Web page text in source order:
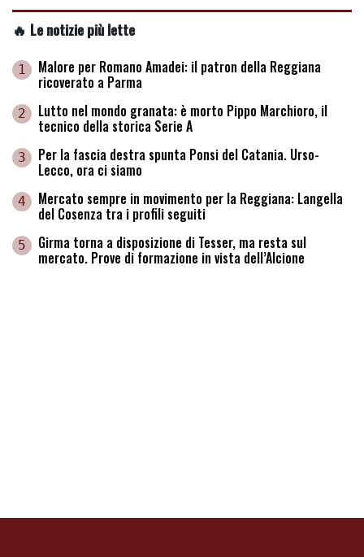
🔥 Le notizie più lette
1 Malore per Romano Amadei: il patron della Reggiana
ricoverato a Parma
2 Lutto nel mondo granata: è morto Pippo Marchioro, il
tecnico della storica Serie A
3 Per la fascia destra spunta Ponsi del Catania. Urso-
Lecco, ora ci siamo
4 Mercato sempre in movimento per la Reggiana: Langella
del Cosenza tra i profili seguiti
5 Girma torna a disposizione di Tesser, ma resta sul
mercato. Prove di formazione in vista dell’Alcione